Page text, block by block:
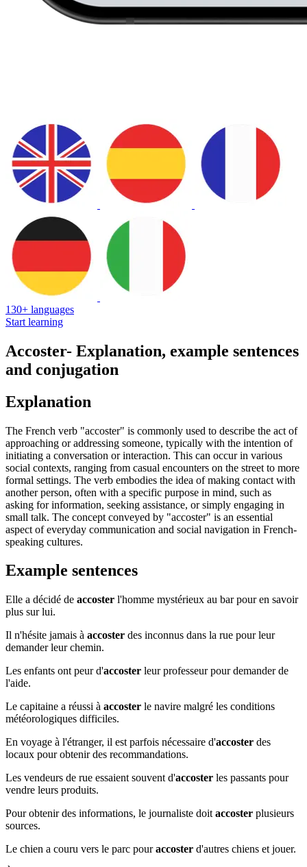
130+ languages
Start learning
Accoster- Explanation, example sentences
and conjugation
Explanation
The French verb "accoster" is commonly used to describe the act of
approaching or addressing someone, typically with the intention of
initiating a conversation or interaction. This can occur in various
social contexts, ranging from casual encounters on the street to more
formal settings. The verb embodies the idea of making contact with
another person, often with a specific purpose in mind, such as
asking for information, seeking assistance, or simply engaging in
small talk. The concept conveyed by "accoster" is an essential
aspect of everyday communication and social navigation in French-
speaking cultures.
Example sentences
Elle a décidé de accoster l'homme mystérieux au bar pour en savoir
plus sur lui.
Il n'hésite jamais à accoster des inconnus dans la rue pour leur
demander leur chemin.
Les enfants ont peur d'accoster leur professeur pour demander de
l'aide.
Le capitaine a réussi à accoster le navire malgré les conditions
météorologiques difficiles.
En voyage à l'étranger, il est parfois nécessaire d'accoster des
locaux pour obtenir des recommandations.
Les vendeurs de rue essaient souvent d'accoster les passants pour
vendre leurs produits.
Pour obtenir des informations, le journaliste doit accoster plusieurs
sources.
Le chien a couru vers le parc pouraccoster d'autres chiens et jouer.